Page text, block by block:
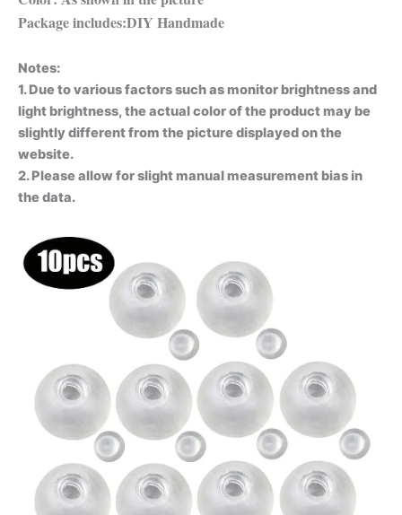
Package includes:DIY Handmade
Notes:
1. Due to various factors such as monitor brightness and
light brightness, the actual color of the product may be
slightly different from the picture displayed on the
website.
2. Please allow for slight manual measurement bias in
the data.